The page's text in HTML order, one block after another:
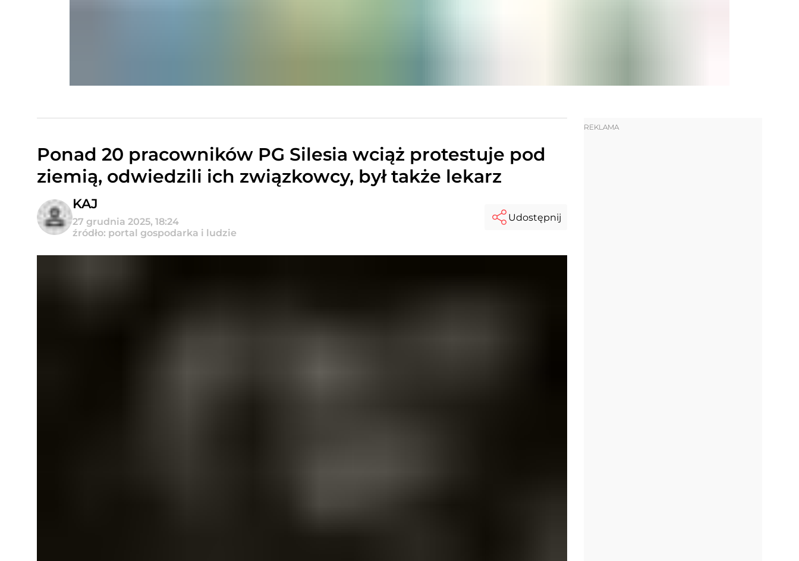
Ponad 20 pracowników PG Silesia wciąż protestuje pod
ziemią, odwiedzili ich związkowcy, był także lekarz
KAJ
27 grudnia 2025, 18:24
źródło: portal gospodarka i ludzie
Udostępnij
REKLAMA